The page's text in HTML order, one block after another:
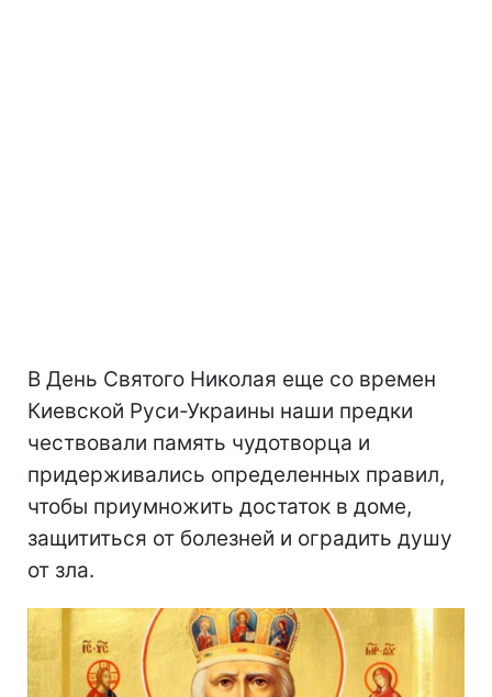
В День Святого Николая еще со времен
Киевской Руси-Украины наши предки
чествовали память чудотворца и
придерживались определенных правил,
чтобы приумножить достаток в доме,
защититься от болезней и оградить душу
от зла.